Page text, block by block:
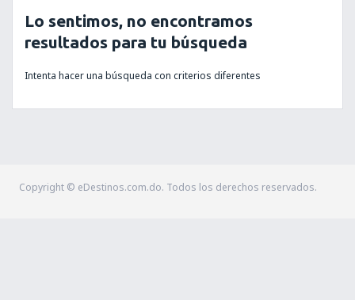
Lo sentimos, no encontramos
resultados para tu búsqueda
Intenta hacer una búsqueda con criterios diferentes
Copyright © eDestinos.com.do. Todos los derechos reservados.